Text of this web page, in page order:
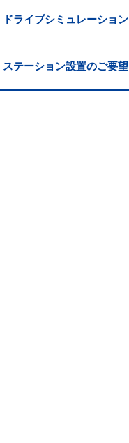
ドライブシミュレーション
ステーション設置のご要望